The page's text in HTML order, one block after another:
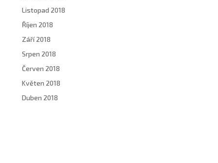
Listopad 2018
Říjen 2018
Září 2018
Srpen 2018
Červen 2018
Květen 2018
Duben 2018